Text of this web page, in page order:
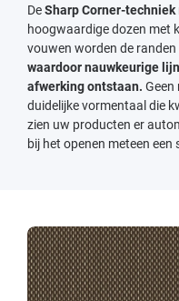
DeSharp Corner-techniek
hoogwaardige dozen met
vouwen worden de randen
waardoor nauwkeurige
afwerking ontstaan. Geen
duidelijke vormentaal die
zien uw producten er
bij het openen meteen een